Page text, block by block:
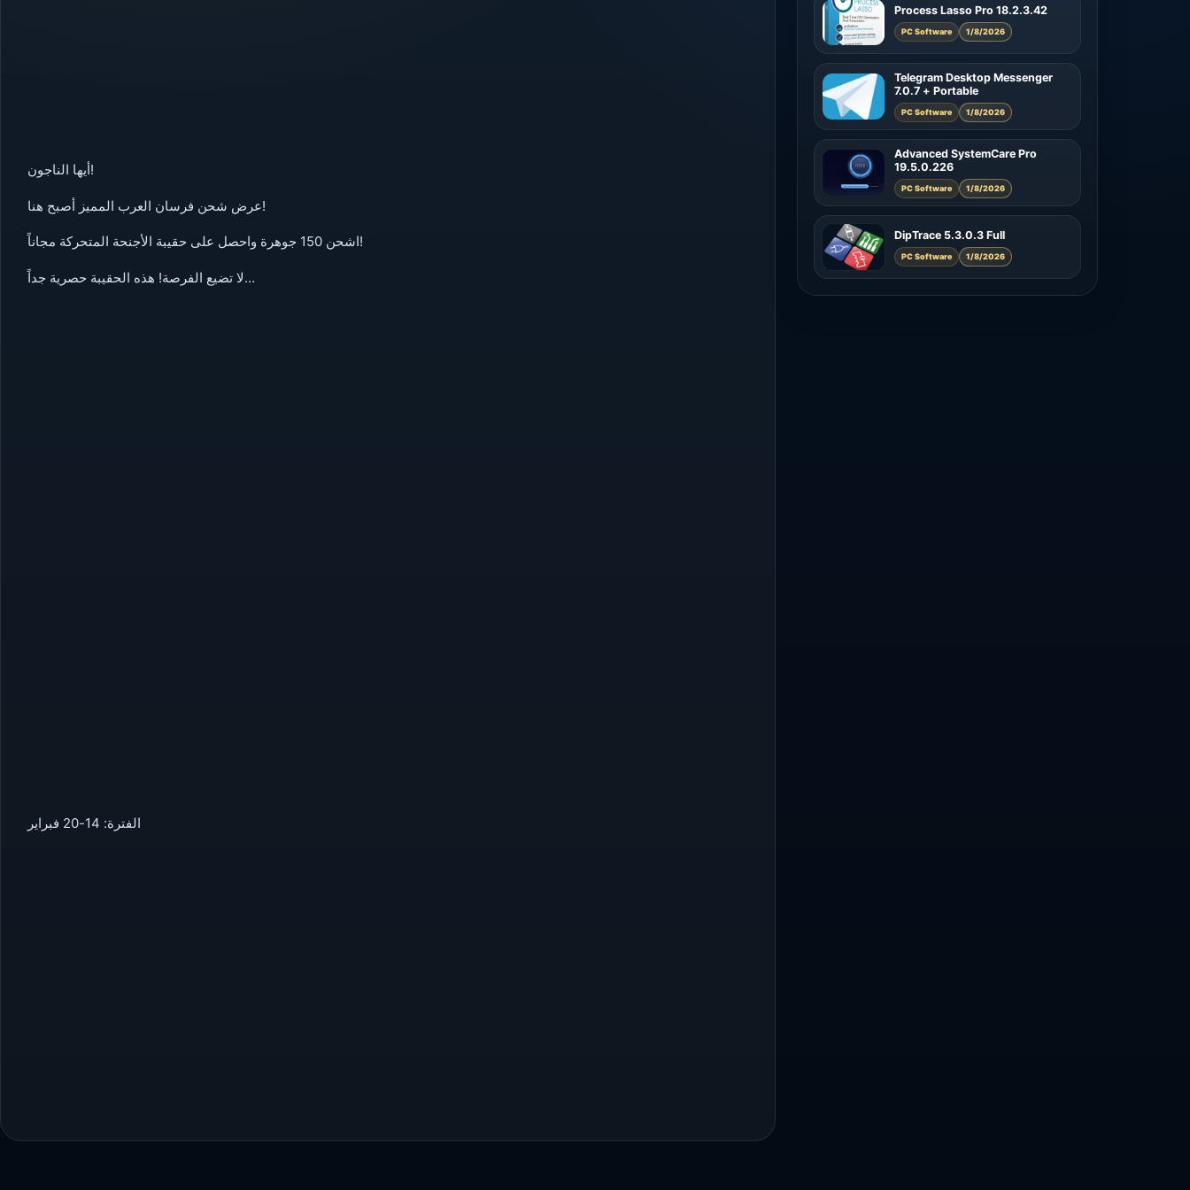
أيها الناجون!
عرض شحن فرسان العرب المميز أصبح هنا!
اشحن 150 جوهرة واحصل على حقيبة الأجنحة المتحركة مجاناً!
لا تضيع الفرصة! هذه الحقيبة حصرية جداً…
الفترة: 14-20 فبراير
Process Lasso Pro 18.2.3.42
PC Software 1/8/2026
Telegram Desktop Messenger
7.0.7 + Portable
PC Software 1/8/2026
Advanced SystemCare Pro
19.5.0.226
PC Software 1/8/2026
DipTrace 5.3.0.3 Full
PC Software 1/8/2026